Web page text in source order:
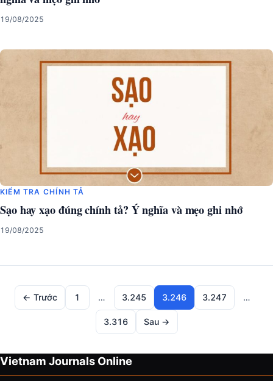
19/08/2025
KIỂM TRA CHÍNH TẢ
Sạo hay xạo đúng chính tả? Ý nghĩa và mẹo ghi nhớ
19/08/2025
← Trước 1 … 3.245 3.246 3.247 …
3.316 Sau →
Vietnam Journals Online